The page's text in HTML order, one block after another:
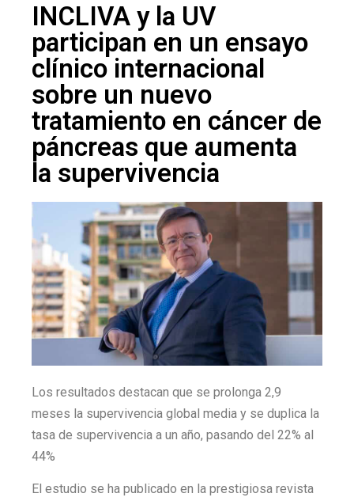
INCLIVA y la UV
participan en un ensayo
clínico internacional
sobre un nuevo
tratamiento en cáncer de
páncreas que aumenta
la supervivencia
Los resultados destacan que se prolonga 2,9
meses la supervivencia global media y se duplica la
tasa de supervivencia a un año, pasando del 22% al
44%
El estudio se ha publicado en la prestigiosa revista